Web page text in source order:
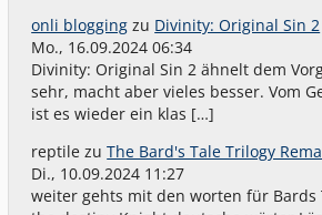
onli blogging zu Divinity: Original Sin 2
Mo., 16.09.2024 06:34
Divinity: Original Sin 2 ähnelt dem
sehr, macht aber vieles besser. Vom
ist es wieder ein klas […]
reptile zuThe Bard's Tale Trilogy
Di., 10.09.2024 11:27
weiter gehts mit den worten für Bards